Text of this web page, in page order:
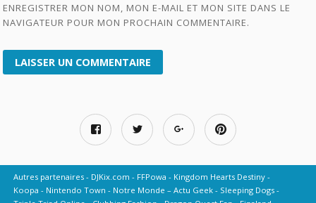
ENREGISTRER MON NOM, MON E-MAIL ET MON SITE DANS LE
NAVIGATEUR POUR MON PROCHAIN COMMENTAIRE.
Autres partenaires DJKix.com FFPowa
Kingdom Hearts Destiny
Koopa
Nintendo Town Notre Monde – Actu Geek
Sleeping Dogs